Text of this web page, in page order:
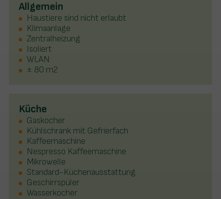
Allgemein
Haustiere sind nicht erlaubt
Klimaanlage
Zentralheizung
Isoliert
WLAN
± 80 m2
Küche
Gaskocher
Kühlschrank mit Gefrierfach
Kaffeemaschine
Nespresso Kaffeemaschine
Mikrowelle
Standard-Küchenausstattung
Geschirrspüler
Wasserkocher